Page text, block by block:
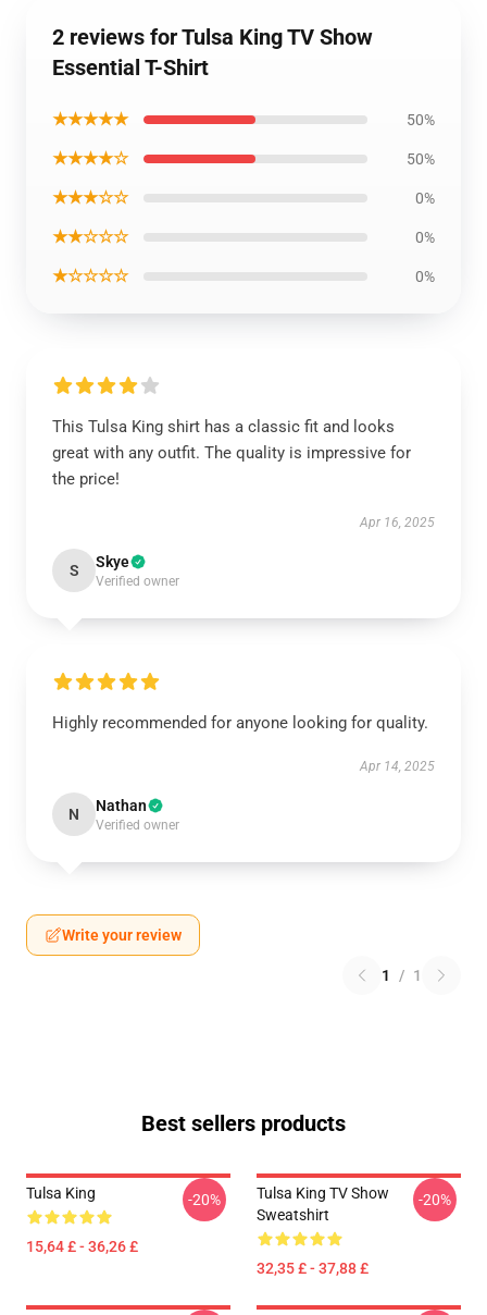
2 reviews for Tulsa King TV Show
Essential T-Shirt
★★★★★ 50%
★★★★☆ 50%
★★★☆☆ 0%
★★☆☆☆ 0%
★☆☆☆☆ 0%
This Tulsa King shirt has a classic fit and looks
great with any outfit. The quality is impressive for
the price!
Apr 16, 2025
S Skye
Verified owner
Highly recommended for anyone looking for quality.
Apr 14, 2025
N Nathan
Verified owner
Write your review
1 / 1
Best sellers products
Tulsa King
15,64 £ - 36,26 £
-20%
Tulsa King TV Show
Sweatshirt
32,35 £ - 37,88 £
-20%